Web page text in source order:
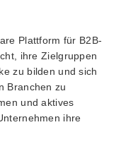
Plattform für B2B-
ihre Zielgruppen
zu bilden und sich
Branchen zu
und aktives
ihre